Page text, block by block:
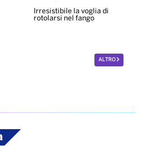
Irresistibile la voglia di
rotolarsi nel fango
ALTRO